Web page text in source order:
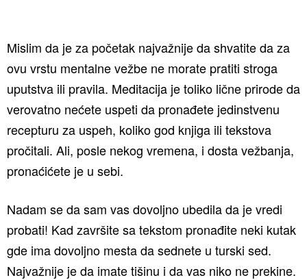
Mislim da je za početak najvažnije da shvatite da za
ovu vrstu mentalne vežbe ne morate pratiti stroga
uputstva ili pravila. Meditacija je toliko lične prirode da
verovatno nećete uspeti da pronađete jedinstvenu
recepturu za uspeh, koliko god knjiga ili tekstova
pročitali. Ali, posle nekog vremena, i dosta vežbanja,
pronaćićete je u sebi.
Nadam se da sam vas dovoljno ubedila da je vredi
probati! Kad završite sa tekstom pronađite neki kutak
gde ima dovoljno mesta da sednete u turski sed.
Najvažnije je da imate tišinu i da vas niko ne prekine.